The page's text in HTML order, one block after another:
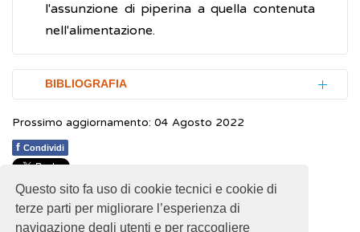
Questo sito fa uso di cookie tecnici e cookie di
terze parti per migliorare l’esperienza di
navigazione degli utenti e per raccogliere
l'assunzione di piperina a quella contenuta
nell'alimentazione.
BIBLIOGRAFIA
Okumura Y, Narukawa M, Watanabe T.
Adiposity Suppression Effect in Mice Due to
Black Pepper and Its Main Pungent
Component, Piperine.Bioscience,
Biotechnology, and Biochemistry
Prossimo aggiornamento: 04 Agosto 2022
f Condividi
1 1 1 1 1 Rating 1.67 (6 Votes)